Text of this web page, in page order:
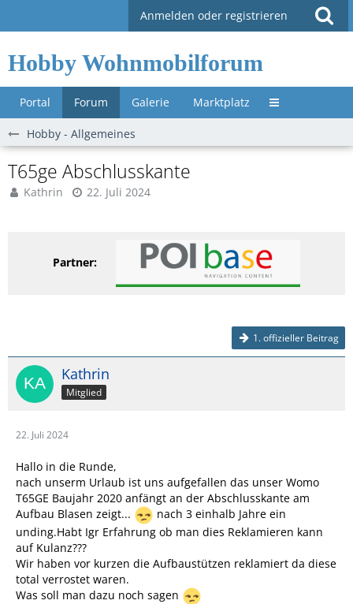
Anmelden oder registrieren
Hobby Wohnmobilforum
Portal Forum Galerie Marktplatz Untermenü »
Hobby - Allgemeines
T65ge Abschlusskante
Kathrin 22. Juli 2024
Partner:
1. offizieller Beitrag
Kathrin
Mitglied
22. Juli 2024
Hallo in die Runde,
nach unserm Urlaub ist uns aufgefallen das unser Womo
T65GE Baujahr 2020 anfängt an der Abschlusskante am
Aufbau Blasen zeigt...
nach 3 einhalb Jahre ein
unding.Habt Igr Erfahrung ob man dies Reklamieren kann
auf Kulanz???
Wir haben vor kurzen die Aufbaustützen reklamiert da diese
total verrostet waren.
Was soll man dazu noch sagen